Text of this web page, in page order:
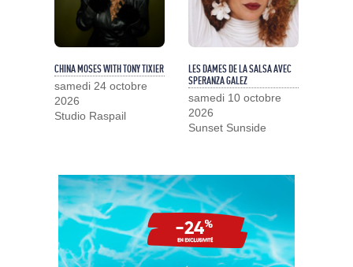
CHINA MOSES WITH TONY TIXIER
samedi 24 octobre
2026
Studio Raspail
LES DAMES DE LA SALSA AVEC
SPERANZA GALEZ
samedi 10 octobre
2026
Sunset Sunside